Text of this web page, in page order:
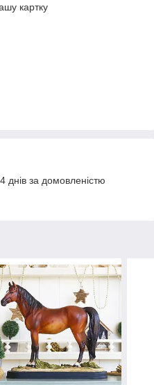
картку
днів за домовленістю